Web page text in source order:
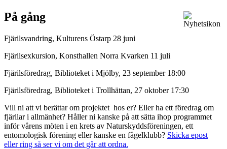
På gång
Fjärilsvandring, Kulturens Östarp 28 juni
Fjärilsexkursion, Konsthallen Norra Kvarken 11 juli
Fjärilsföredrag, Biblioteket i Mjölby, 23 september 18:00
Fjärilsföredrag, Biblioteket i Trollhättan, 27 oktober 17:30
Vill ni att vi berättar om projektet hos er? Eller ha ett föredrag om
fjärilar i allmänhet? Håller ni kanske på att sätta ihop programmet
inför vårens möten i en krets av Naturskyddsföreningen, ett
entomologisk förening eller kanske en fågelklubb? Skicka epost
eller ring så ser vi om det går att ordna.